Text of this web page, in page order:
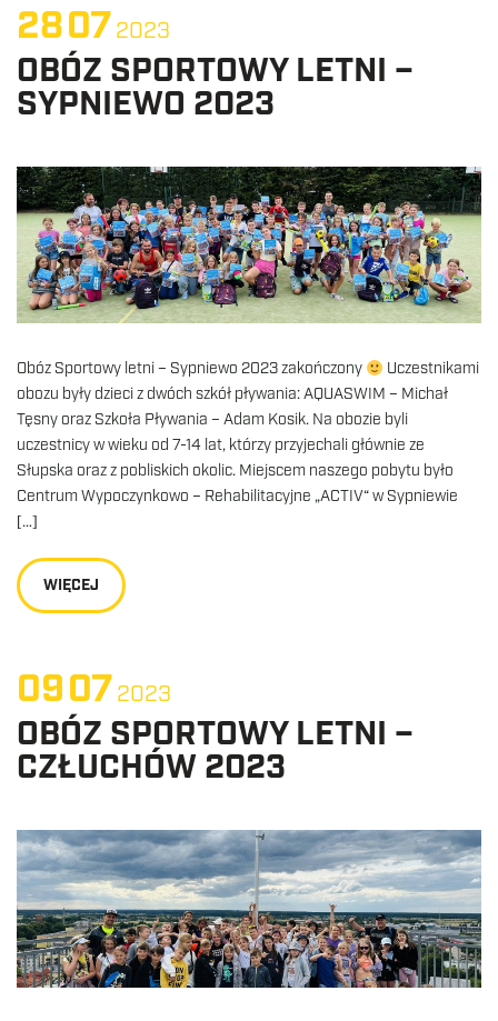
28072023
OBÓZ SPORTOWY LETNI –
SYPNIEWO 2023
Obóz Sportowy letni – Sypniewo 2023 zakończony
Uczestnikami
obozu były dzieci z dwóch szkół pływania: AQUASWIM – Michał
Tęsny oraz Szkoła Pływania – Adam Kosik. Na obozie byli
uczestnicy w wieku od 7-14 lat, którzy przyjechali głównie ze
Słupska oraz z pobliskich okolic. Miejscem naszego pobytu było
Centrum Wypoczynkowo – Rehabilitacyjne „ACTIV“ w Sypniewie
[…]
WIĘCEJ
09072023
OBÓZ SPORTOWY LETNI –
CZŁUCHÓW 2023